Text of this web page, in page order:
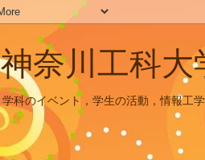
神奈川工科
学科のイベント，学生の活動，情報工